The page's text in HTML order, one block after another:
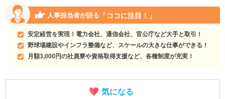
人事担当者が語る 「ココに注目！」
安定経営を実現！電力会社、通信会社、官公庁など大手と取引！
野球場建設やインフラ整備など、スケールの大きな仕事ができる！
月額3,000円の社員寮や資格取得支援など、各種制度が充実！
気になる